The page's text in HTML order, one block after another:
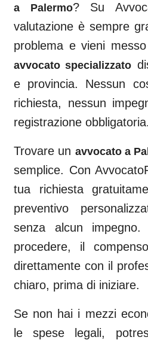
a Palermo? Su
valutazione è sempre
problema e vieni
avvocato specializzato
e provincia. Nessun
richiesta, nessun
registrazione obbligatoria.
Trovare un avvocato a
semplice. Con
tua richiesta
preventivo
senza alcun
procedere, il
direttamente con il
chiaro, prima di iniziare.
Se non hai i mezzi
le spese legali,